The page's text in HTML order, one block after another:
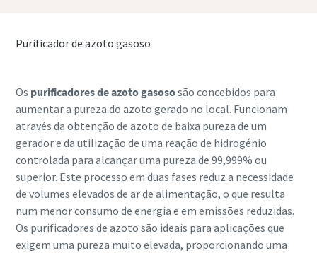
Purificador de azoto gasoso
Os purificadores de azoto gasososão concebidos para
aumentar a pureza do azoto gerado no local. Funcionam
através da obtenção de azoto de baixa pureza de um
gerador e da utilização de uma reação de hidrogénio
controlada para alcançar uma pureza de 99,999% ou
superior. Este processo em duas fases reduz a necessidade
de volumes elevados de ar de alimentação, o que resulta
num menor consumo de energia e em emissões reduzidas.
Os purificadores de azoto são ideais para aplicações que
exigem uma pureza muito elevada, proporcionando uma